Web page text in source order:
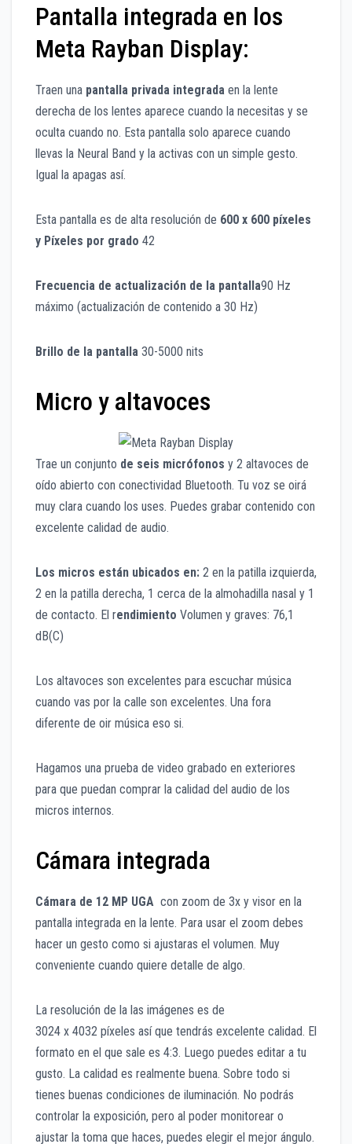
Pantalla integrada en los
Meta Rayban Display:
Traen una pantalla privada integrada en la lente
derecha de los lentes aparece cuando la necesitas y se
oculta cuando no. Esta pantalla solo aparece cuando
llevas la Neural Band y la activas con un simple gesto.
Igual la apagas así.
Esta pantalla es de alta resolución de 600 x 600 píxeles
y Píxeles por grado 42
Frecuencia de actualización de la pantalla90 Hz
máximo (actualización de contenido a 30 Hz)
Brillo de la pantalla 30-5000 nits
Micro y altavoces
Trae un conjunto de seis micrófonos y 2 altavoces de
oído abierto con conectividad Bluetooth. Tu voz se oirá
muy clara cuando los uses. Puedes grabar contenido con
excelente calidad de audio.
Los micros están ubicados en: 2 en la patilla izquierda,
2 en la patilla derecha, 1 cerca de la almohadilla nasal y 1
de contacto. El rendimiento Volumen y graves: 76,1
dB(C)
Los altavoces son excelentes para escuchar música
cuando vas por la calle son excelentes. Una fora
diferente de oir música eso si.
Hagamos una prueba de video grabado en exteriores
para que puedan comprar la calidad del audio de los
micros internos.
Cámara integrada
Cámara de 12 MP UGA con zoom de 3x y visor en la
pantalla integrada en la lente. Para usar el zoom debes
hacer un gesto como si ajustaras el volumen. Muy
conveniente cuando quiere detalle de algo.
La resolución de la las imágenes es de
3024 x 4032 píxeles así que tendrás excelente calidad. El
formato en el que sale es 4:3. Luego puedes editar a tu
gusto. La calidad es realmente buena. Sobre todo si
tienes buenas condiciones de iluminación. No podrás
controlar la exposición, pero al poder monitorear o
ajustar la toma que haces, puedes elegir el mejor ángulo.